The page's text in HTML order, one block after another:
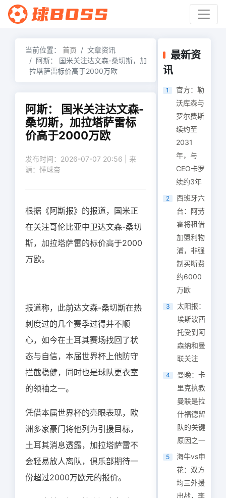
当前位置： 首页
文章资讯
阿斯： 国米关注达文森-桑切斯，加
拉塔萨雷标价高于2000万欧
阿斯： 国米关注达文森-
桑切斯，加拉塔萨雷标
价高于2000万欧
发布时间：2026-07-07 20:56 | 来
源：懂球帝
根据《阿斯报》的报道，国米正
在关注哥伦比亚中卫达文森-桑切
斯，加拉塔萨雷的标价高于2000
万欧。
报道称，此前达文森-桑切斯在热
刺度过的几个赛季过得并不顺
心，如今在土耳其赛场找回了状
态与自信，本届世界杯上他防守
拦截稳健，同时也是球队更衣室
的领袖之一。
凭借本届世界杯的亮眼表现，欧
洲多家豪门将他列为引援目标，
土耳其消息透露，加拉塔萨雷不
会轻易放人离队，俱乐部期待一
份超过2000万欧元的报价。
最新资
讯
1
官方：勒
沃库森与
罗尔费斯
续约至
2031
年，与
CEO卡罗
续约3年
2
西班牙六
台：阿劳
霍将租借
加盟利物
浦，非强
制买断费
约6000
万欧
3
太阳报：
埃斯波西
托受到阿
森纳和曼
联关注
4
曼晚：卡
里克执教
曼联是拉
什福德留
队的关键
原因之一
5
海牛vs申
花：双方
均三外援
出战，李